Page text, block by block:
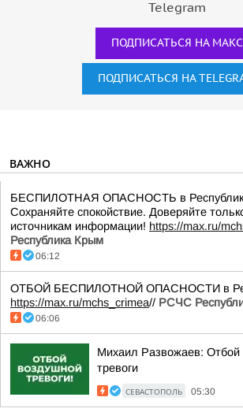
Telegram
ПОДПИСАТЬСЯ НА МАКС
ПОДПИСАТЬСЯ НА
ВАЖНО
БЕСПИЛОТНАЯ ОПАСНОСТЬ в
Сохраняйте спокойствие. Доверяйте
источникам информации! https://max.ru/
Республика Крым
06:12
ОТБОЙ БЕСПИЛОТНОЙ ОПАСНОСТИ в
https://max.ru/mchs_crimea// РСЧС
06:06
Михаил Развожаев: Отбой
тревоги
СЕВАСТОПОЛЬ 05:30